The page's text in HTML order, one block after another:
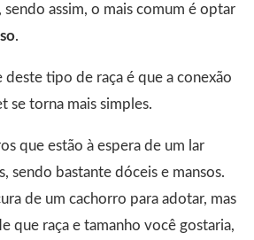
assim, o mais comum é optar
.
deste tipo de raça é que a conexão
se torna mais simples.
que estão à espera de um lar
sendo bastante dóceis e mansos.
de um cachorro para adotar, mas
que raça e tamanho você gostaria,